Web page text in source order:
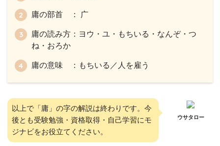
庸の部首 ： 广
庸の読み方：ヨウ・ユ・もちいる・なんぞ・つ
ね・おろか
庸の意味 ：もちいる／人を雇う
以上で「庸」の字の解説は終わりです。今
後とも受験勉強・資格取得・自己学習にモ
ジナビをお役立てください。
ウサタロー